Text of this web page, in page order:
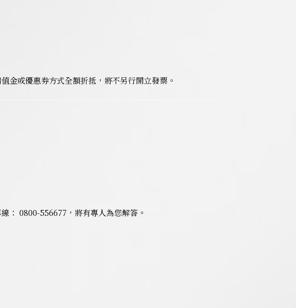
金或優惠券方式全額折抵，將不另行開立發票。
： 0800-556677，將有專人為您解答。